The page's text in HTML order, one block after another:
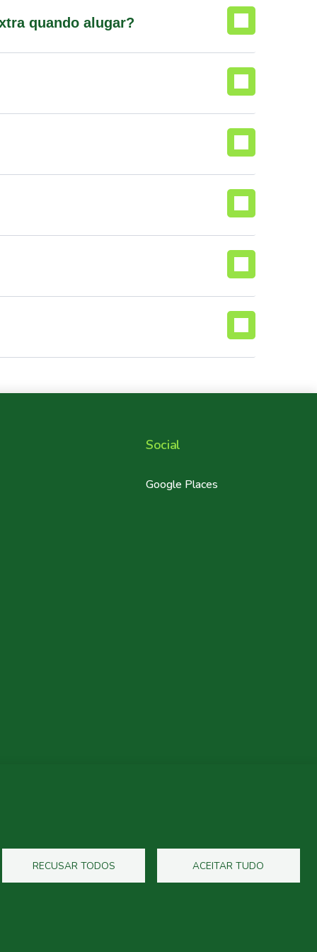
RECUSAR TODOS ACEITAR TUDO
quando alugar?
Social
Google Places